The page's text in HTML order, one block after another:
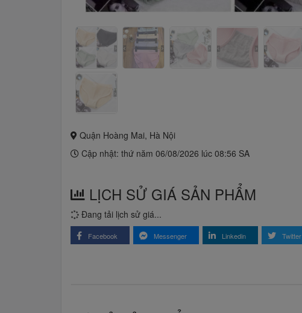
Quận Hoàng Mai, Hà Nội
Cập nhật: thứ năm 06/08/2026 lúc 08:56 SA
LỊCH SỬ GIÁ SẢN PHẨM
Đang tải lịch sử giá...
Facebook Messenger Linkedin Twitter